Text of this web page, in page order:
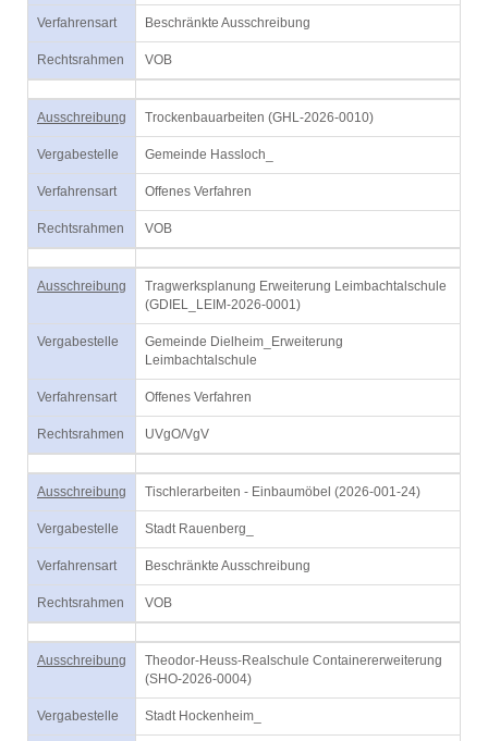
Verfahrensart Beschränkte Ausschreibung
Rechtsrahmen VOB
Ausschreibung Trockenbauarbeiten (GHL-2026-0010)
Vergabestelle Gemeinde Hassloch_
Verfahrensart Offenes Verfahren
Rechtsrahmen VOB
Ausschreibung
Tragwerksplanung Erweiterung Leimbachtalschule
(GDIEL_LEIM-2026-0001)
Vergabestelle
Gemeinde Dielheim_Erweiterung
Leimbachtalschule
Verfahrensart Offenes Verfahren
Rechtsrahmen UVgO/VgV
Ausschreibung Tischlerarbeiten - Einbaumöbel (2026-001-24)
Vergabestelle Stadt Rauenberg_
Verfahrensart Beschränkte Ausschreibung
Rechtsrahmen VOB
Ausschreibung
Theodor-Heuss-Realschule Containererweiterung
(SHO-2026-0004)
Vergabestelle Stadt Hockenheim_